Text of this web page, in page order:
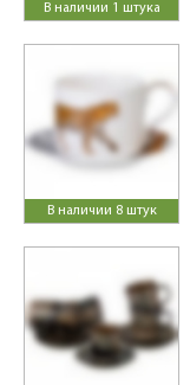
В наличии 1 штука
В наличии 8 штук